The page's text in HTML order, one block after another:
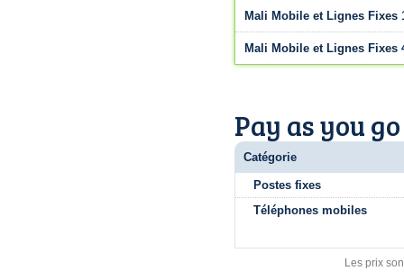
Mali Mobile et Lignes Fixes
Mali Mobile et Lignes Fixes
Pay as you
Catégorie
Postes fixes
Téléphones mobiles
Les prix